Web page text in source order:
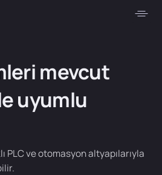
mevcut
uyumlu
PLC ve otomasyon altyapılarıyla